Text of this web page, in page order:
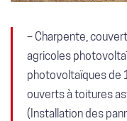
– Charpente,
agricoles
photovoltaïques de
ouverts à toitures
(Installation des